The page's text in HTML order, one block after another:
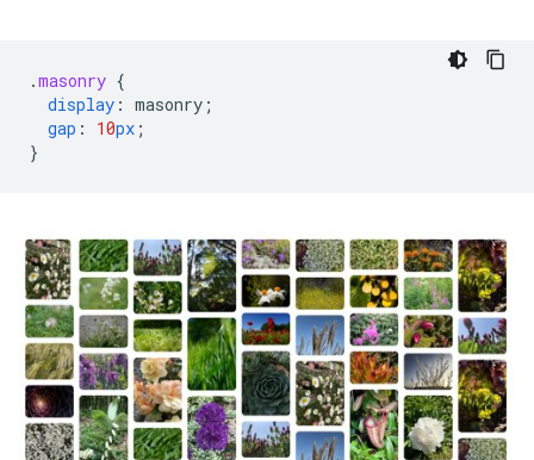
.masonry {
display : masonry ;
gap : 10px ;
}